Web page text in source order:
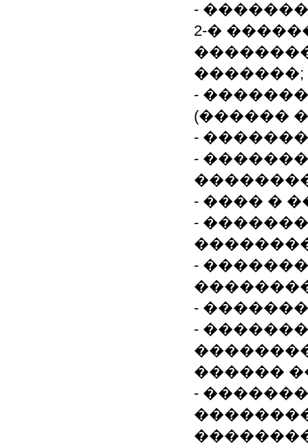
-
2-�
�������;
-
(������
-
-
- ���� �
-
-
-
-
������
-